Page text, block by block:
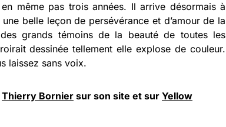
même pas trois années. Il arrive désormais à
belle leçon de persévérance et d’amour de la
grands témoins de la beauté de toutes les
dessinée tellement elle explose de couleur.
laissez sans voix.
Thierry Bornier sur son site et sur Yellow